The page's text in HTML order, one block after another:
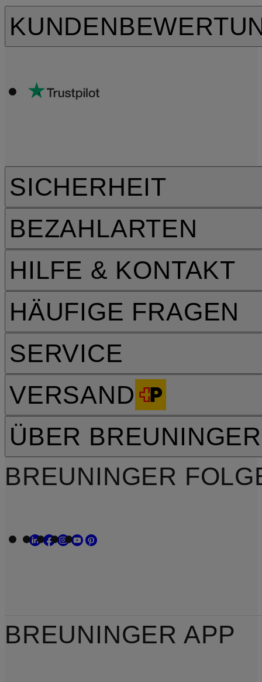
HILFE & KONTAKT
HÄUFIGE FRAGEN
SERVICE
VERSAND
SICHERHEIT
BEZAHLARTEN
ÜBER BREUNINGER
BREUNINGER
BREUNINGER APP